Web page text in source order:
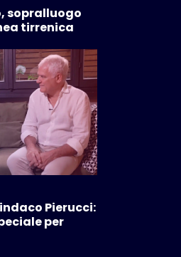
sopralluogo
tirrenica
Pierucci:
per